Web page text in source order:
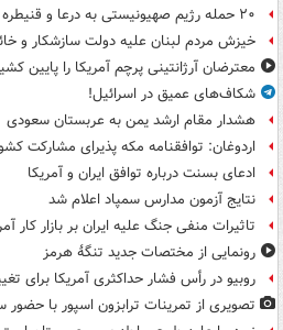
۲۰ حمله رژیم صهیونیستی به درعا و قنیطره در یک هفته
خیزش مردم لبنان علیه دولت سازشکار و
معترضان آرژانتینی پرچم آمریکا را پایین
شکاف‌های عمیق در اسرائیل!
هشدار مقام ارشد یمن به عربستان سعودی
اردوغان: توافقنامه مکه پذیرای مشارکت
ادعای بسنت درباره توافق ایران و آمریکا
نتایج آزمون مدارس سمپاد اعلام شد
تاثیرات منفی جنگ علیه ایران بر بازار کار
رونمایی از مختصات جدید تنگۀ هرمز
روبیو در رأس فشار حداکثری آمریکا برای
تصویری از تمرینات ترابزون اسپور با حضور